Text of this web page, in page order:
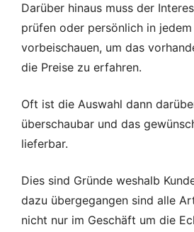
Darüber hinaus muss der
prüfen oder persönlich in jedem
vorbeischauen, um das
die Preise zu erfahren.
Oft ist die Auswahl dann
überschaubar und das
lieferbar.
Dies sind Gründe weshalb
dazu übergegangen sind alle
nicht nur im Geschäft um die